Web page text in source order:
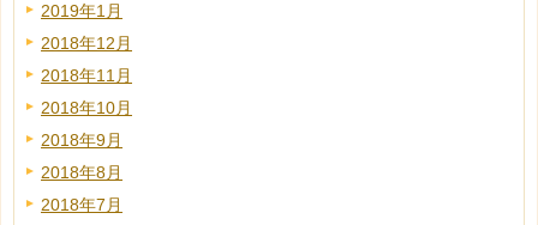
2019年1月
2018年12月
2018年11月
2018年10月
2018年9月
2018年8月
2018年7月